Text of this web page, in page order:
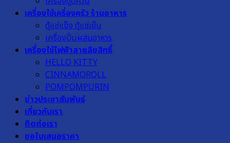
เครื่องใช้เครื่องครัว ร้านอาหาร
ตู้แช่แข็ง ตู้แช่เย็น
เครื่องปั่นผสมอาหาร
เครื่องใช้ไฟฟ้าลายลิขสิทธิ์
HELLO KITTY
CINNAMOROLL
POMPOMPURIN
ข่าวประชาสัมพันธ์
เกี่ยวกับเรา
ติดต่อเรา
ขอใบเสนอราคา